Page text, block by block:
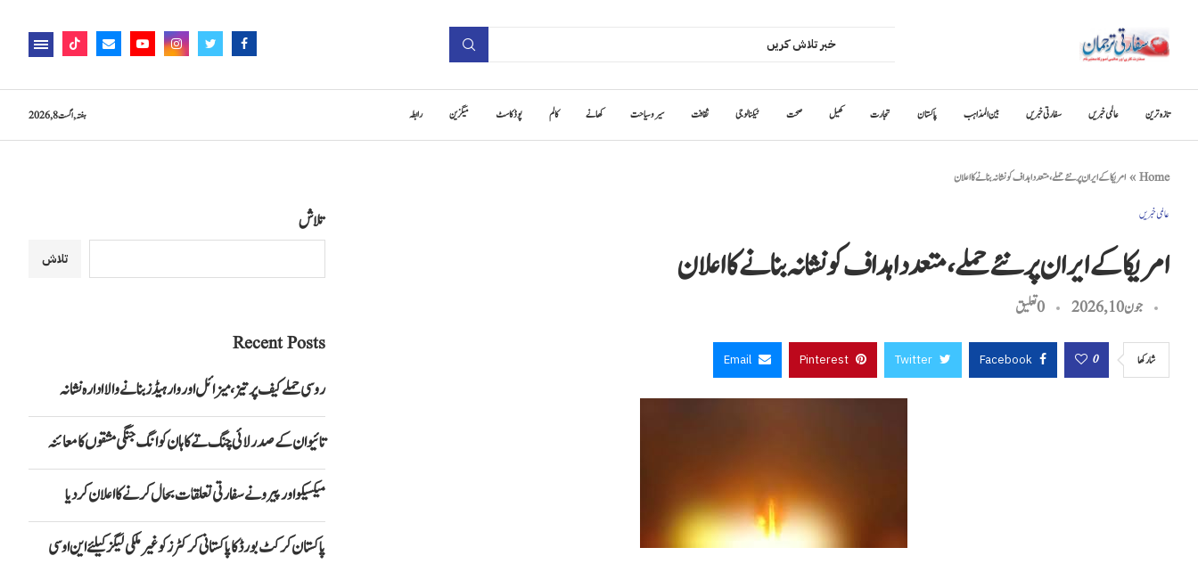
تازہ ترین عالمی خبریں سفارتی خبریں بین المذاہب پاکستان تجارت کھیل صحت ٹیکنالوجی ثقافت سیر و سیاحت کھانے کالم پوڈ کاسٹ میگزین رابطہ ہفتہ, اگست 8, 2026
Home
» امریکا کے ایران پر نئے حملے، متعدد اہداف کو نشانہ بنانے کا اعلان
عالمی خبریں
امریکا کے ایران پر نئے حملے، متعدد اہداف کو نشانہ بنانے کا اعلان
جون 10, 2026 0 تعليق
شاركها 0
Facebook
Twitter
Pinterest
Email
تلاش
تلاش
Recent Posts
روسی حملے کیف پر تیز، میزائل اور وار ہیڈز بنانے والا ادارہ نشانہ
تائیوان کے صدر لائی چنگ تے کا ہان کوانگ جنگی مشقوں کا معائنہ
میکسیکو اور پیرو نے سفارتی تعلقات بحال کرنے کا اعلان کر دیا
پاکستان کرکٹ بورڈ کا پاکستانی کرکٹرز کو غیر ملکی لیگز کیلئے این او سی